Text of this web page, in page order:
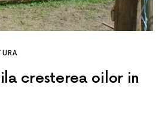
cresterea oilor in